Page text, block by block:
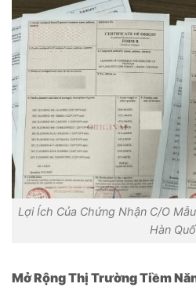
Lợi Ích Của Chứng Nhận C/O
Hàn
Mở Rộng Thị Trường Tiềm